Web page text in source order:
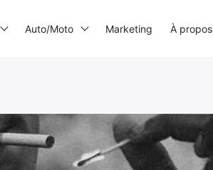
Auto/Moto Marketing À propos